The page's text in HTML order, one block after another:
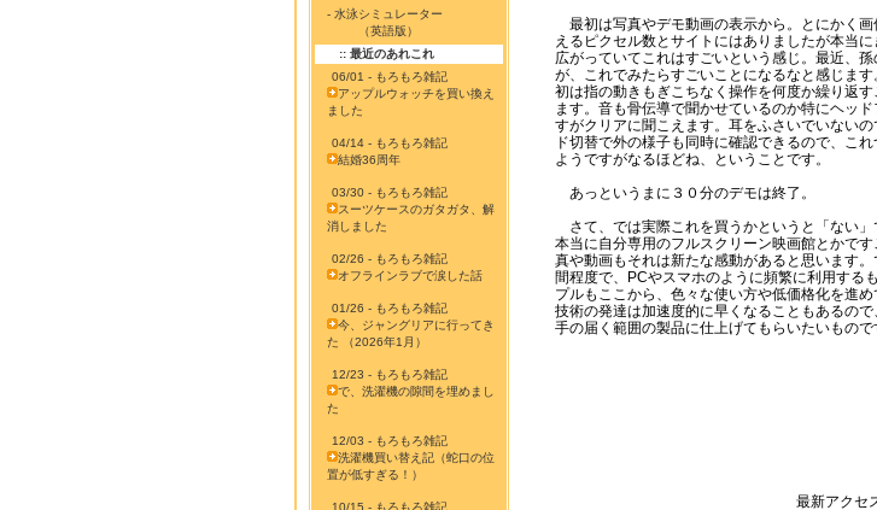
- 水泳シミュレーター
（英語版）
:: 最近のあれこれ
06/01 - もろもろ雑記
アップルウォッチを買い換え
ました
04/14 - もろもろ雑記
結婚36周年
03/30 - もろもろ雑記
スーツケースのガタガタ、解
消しました
02/26 - もろもろ雑記
オフラインラブで涙した話
01/26 - もろもろ雑記
今、ジャングリアに行ってき
た （2026年1月）
12/23 - もろもろ雑記
で、洗濯機の隙間を埋めまし
た
12/03 - もろもろ雑記
洗濯機買い替え記（蛇口の位
置が低すぎる！）
10/15 - もろもろ雑記
最初は写真やデモ動画の表示から。とにかく
えるピクセル数とサイトにはありましたが本当
広がっていてこれはすごいという感じ。最近、
が、これでみたらすごいことになるなと感じま
初は指の動きもぎこちなく操作を何度か繰り返
ます。音も骨伝導で聞かせているのか特にヘッ
すがクリアに聞こえます。耳をふさいでいない
ド切替で外の様子も同時に確認できるので、こ
ようですがなるほどね、ということです。
あっというまに３０分のデモは終了。
さて、では実際これを買うかというと「ない
本当に自分専用のフルスクリーン映画館とかで
真や動画もそれは新たな感動があると思います
間程度で、PCやスマホのように頻繁に利用する
プルもここから、色々な使い方や低価格化を進め
技術の発達は加速度的に早くなることもあるの
手の届く範囲の製品に仕上げてもらいたいもので
最新アクセ